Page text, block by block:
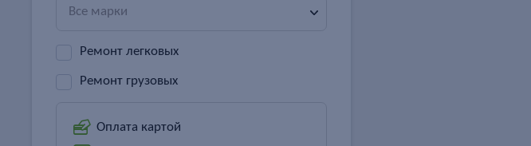
Все марки
Ремонт легковых
Ремонт грузовых
Оплата картой